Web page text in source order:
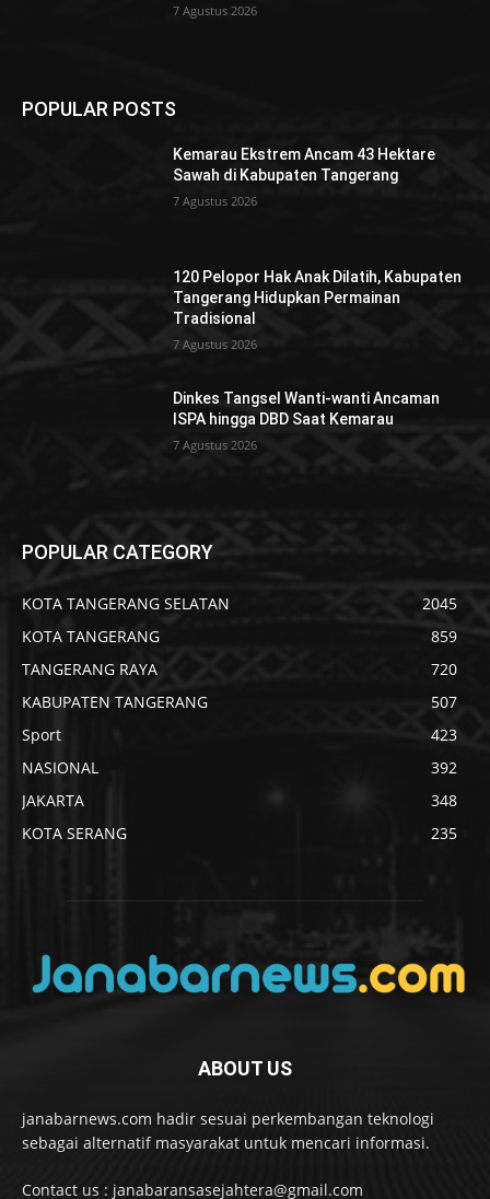
7 Agustus 2026
POPULAR POSTS
Kemarau Ekstrem Ancam 43 Hektare
Sawah di Kabupaten Tangerang
7 Agustus 2026
120 Pelopor Hak Anak Dilatih, Kabupaten
Tangerang Hidupkan Permainan
Tradisional
7 Agustus 2026
Dinkes Tangsel Wanti-wanti Ancaman
ISPA hingga DBD Saat Kemarau
7 Agustus 2026
POPULAR CATEGORY
KOTA TANGERANG SELATAN
2045
KOTA TANGERANG
859
TANGERANG RAYA
720
KABUPATEN TANGERANG
507
Sport
423
NASIONAL
392
JAKARTA
348
KOTA SERANG
235
ABOUT US
janabarnews.com hadir sesuai perkembangan teknologi
sebagai alternatif masyarakat untuk mencari informasi.
Contact us : janabaransasejahtera@gmail.com